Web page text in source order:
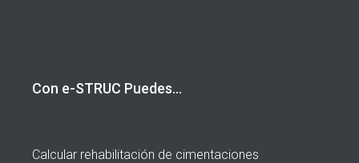
Con e-STRUC Puedes…
Calcular rehabilitación de cimentaciones